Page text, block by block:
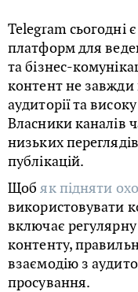
Telegram сьогодні
платформ для
та бізнес-
контент не завжди
аудиторії та
Власники каналів
низьких
публікацій.
Щобяк підняти
використовувати
включає
контенту,
взаємодію з
просування.